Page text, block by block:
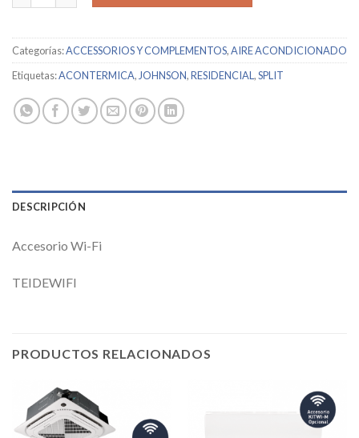
Categorías:ACCESSORIOS Y COMPLEMENTOS,AIRE ACONDICIONADO
Etiquetas:ACONTERMICA, JOHNSON,RESIDENCIAL ,SPLIT
DESCRIPCIÓN
Accesorio Wi-Fi
TEIDEWIFI
PRODUCTOS RELACIONADOS